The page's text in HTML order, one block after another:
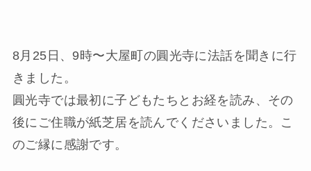
8月25日、9時〜大屋町の圓光寺に法話を聞きに行
きました。
圓光寺では最初に子どもたちとお経を読み、その
後にご住職が紙芝居を読んでくださいました。こ
のご縁に感謝です。